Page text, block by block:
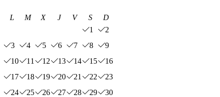
L M X J V S
D
1
2
3
4 5 6 7 8
9
10
11 12 13 14 15
16
17
18 19 20 21 22
23
24
25 26 27 28 29
30